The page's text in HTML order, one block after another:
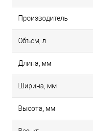
Производитель
Объем, л
Длина, мм
Ширина, мм
Высота, мм